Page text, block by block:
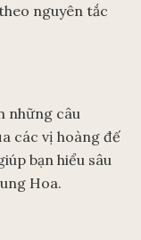
nguyên tắc
những câu
các vị hoàng đế
bạn hiểu sâu
Hoa.